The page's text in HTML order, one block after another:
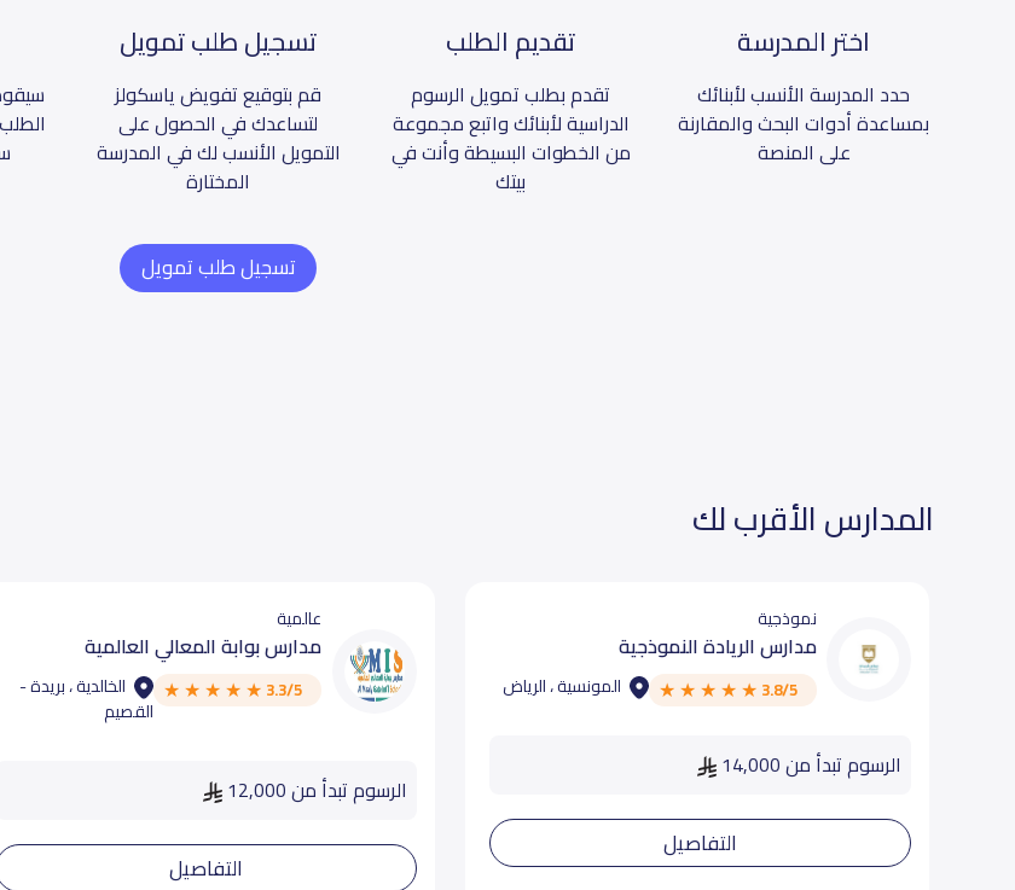
اختر المدرسة
حدد المدرسة الأنسب لأبنائك
بمساعدة أدوات البحث والمقارنة
على المنصة
تقديم الطلب
تقدم بطلب تمويل الرسوم
الدراسية لأبنائك واتبع مجموعة
من الخطوات البسيطة وأنت في
بيتك
تسجيل طلب تمويل
قم بتوقيع تفويض ياسكولز
لتساعدك في الحصول على
التمويل الأنسب لك في المدرسة
المختارة
تسجيل طلب تمويل
المدارس الأقرب لك
نموذجية
مدارس الريادة النموذجية
3.8/5 المونسية ، الرياض
الرسوم تبدأ من 14,000
التفاصيل
عالمية
مدارس بوابة المعالي العالمية
3.3/5
الخالدية ، بريدة -
القصيم
الرسوم تبدأ من 12,000
التفاصيل